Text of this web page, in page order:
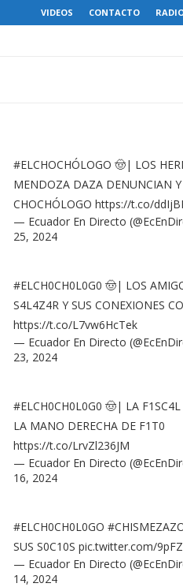
VIDEOS CONTACTO
#ELCHOCHÓLOGO 🤠| LOS
MENDOZA DAZA DENUNCIAN
CHOCHÓLOGO https://t.co/
— Ecuador En Directo
25, 2024
#ELCH0CH0L0G0 🤠| LOS
S4L4Z4R Y SUS CONEXIONES
https://t.co/L7vw6HcTek
— Ecuador En Directo
23, 2024
#ELCH0CH0L0G0 🤠| LA
LA MANO DERECHA DE F1T0
https://t.co/LrvZl236JM
— Ecuador En Directo
16, 2024
#ELCH0CH0L0GO
SUS S0C10S pic.twitter.com/
— Ecuador En Directo
14, 2024